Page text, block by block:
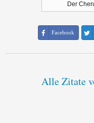
Der
Facebook
Alle Zitate